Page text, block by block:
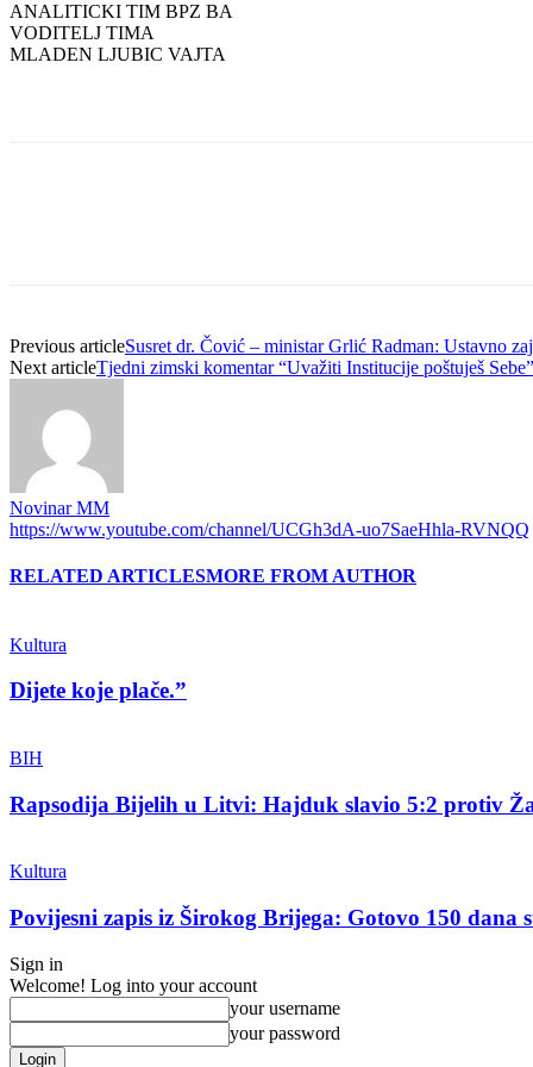
ANALITICKI TIM BPZ BA
VODITELJ TIMA
MLADEN LJUBIC VAJTA
Previous articleSusret dr. Čović – ministar Grlić Radman: Ustavno
Next articleTjedni zimski komentar “Uvažiti Institucije poštuješ Sebe”
Novinar MM
https://www.youtube.com/channel/UCGh3dA-uo7SaeHhla-RVNQQ
RELATED ARTICLESMORE FROM AUTHOR
Kultura
Dijete koje plače.”
BIH
Rapsodija Bijelih u Litvi: Hajduk slavio 5:2 protiv
Kultura
Povijesni zapis iz Širokog Brijega: Gotovo 150 dana
Sign in
Welcome! Log into your account
your username
your password